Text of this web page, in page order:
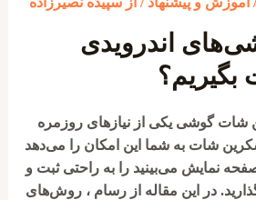
اندرویدی
شات گوشی یکی از نیازهای روزمره
شات به شما این امکان را می‌دهد
نمایش می‌بینید را به راحتی ثبت و
در این مقاله از رسام ، روش‌های